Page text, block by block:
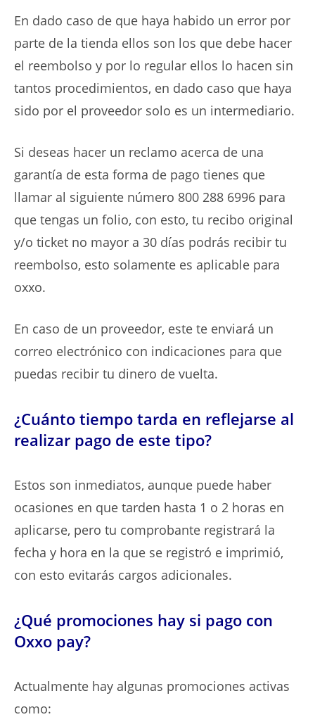
En dado caso de que haya habido un error por
parte de la tienda ellos son los que debe hacer
el reembolso y por lo regular ellos lo hacen sin
tantos procedimientos, en dado caso que haya
sido por el proveedor solo es un intermediario.
Si deseas hacer un reclamo acerca de una
garantía de esta forma de pago tienes que
llamar al siguiente número 800 288 6996 para
que tengas un folio, con esto, tu recibo original
y/o ticket no mayor a 30 días podrás recibir tu
reembolso, esto solamente es aplicable para
oxxo.
En caso de un proveedor, este te enviará un
correo electrónico con indicaciones para que
puedas recibir tu dinero de vuelta.
¿Cuánto tiempo tarda en reflejarse al
realizar pago de este tipo?
Estos son inmediatos, aunque puede haber
ocasiones en que tarden hasta 1 o 2 horas en
aplicarse, pero tu comprobante registrará la
fecha y hora en la que se registró e imprimió,
con esto evitarás cargos adicionales.
¿Qué promociones hay si pago con
Oxxo pay?
Actualmente hay algunas promociones activas
como: